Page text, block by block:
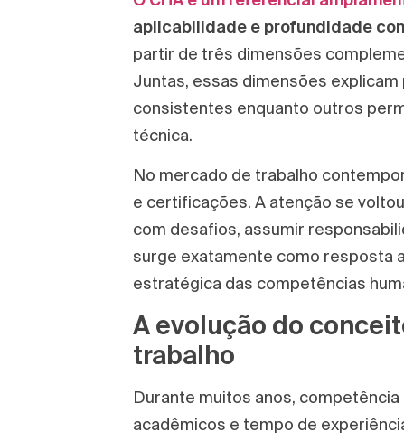
aplicabilidade e profundidade
partir de três dimensões
Juntas, essas dimensões
consistentes enquanto outros
técnica.
No mercado de trabalho
e certificações. A atenção se
com desafios, assumir
surge exatamente como resposta
estratégica das competências
A evolução do
trabalho
Durante muitos anos,
acadêmicos e tempo de